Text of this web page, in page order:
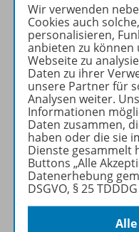
Zugehörige
Wir verwenden
Cookies auch
personalisieren,
anbieten zu
Webseite zu
Daten zu ihrer
unsere Partner für
Analysen weiter.
Informationen
Daten zusammen,
haben oder die sie
Dienste gesammelt
Buttons „Alle
Datenerhebung
DSGVO, § 25